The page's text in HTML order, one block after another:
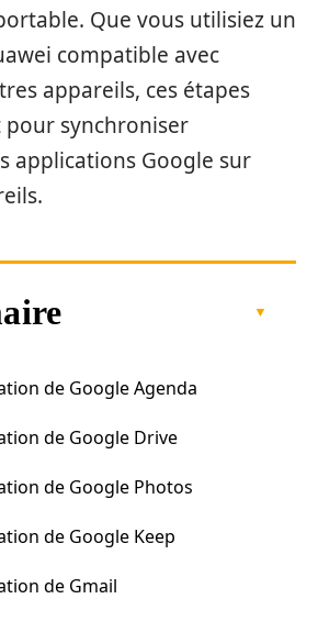
Que vous utilisiez un
compatible avec
appareils, ces étapes
synchroniser
applications Google sur
de Google Agenda
de Google Drive
de Google Photos
de Google Keep
de Gmail